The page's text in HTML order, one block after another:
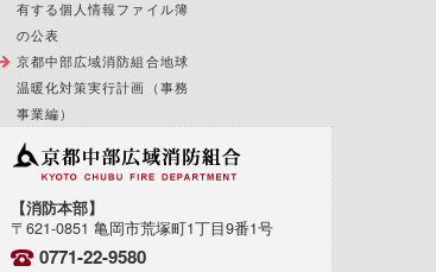
有する個人情報ファイル簿
の公表
京都中部広域消防組合地球
温暖化対策実行計画（事務
事業編）
【消防本部】
〒621-0851 亀岡市荒塚町1丁目9番1号
0771-22-9580